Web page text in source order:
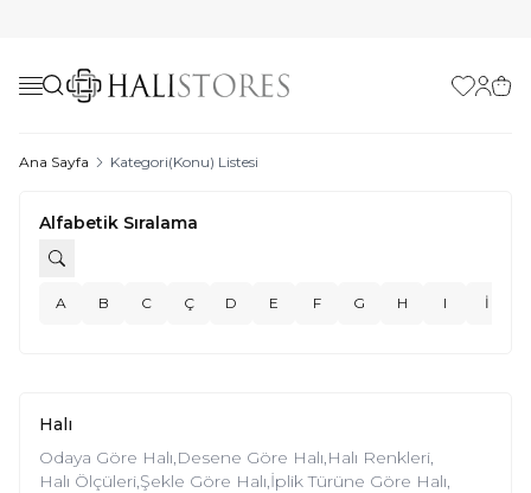
Favorilerim
Ana Sayfa Kategori(Konu) Listesi
Alfabetik Sıralama
A B C Ç D E F G H I İ
Halı
Odaya Göre Halı,Desene Göre Halı,Halı Renkleri,
Halı Ölçüleri,Şekle Göre Halı,İplik Türüne Göre Halı,